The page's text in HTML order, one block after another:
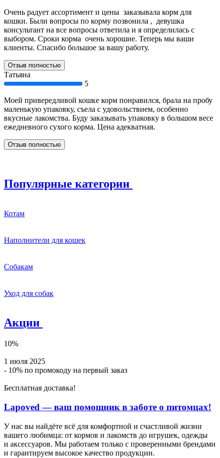
Очень радует ассортимент и цены заказывала корм для
кошки. Были вопросы по корму позвонила , девушка
консультант на все вопросы ответила и я определилась с
выбором. Сроки корма очень хорошие. Теперь мы ваши
клиенты. Спасибо большое за вашу работу.
Отзыв полностью
Татьяна
5
Моей привередливой кошке корм понравился, брала на пробу
маленькую упаковку, съела с удовольствием, особенно
вкусные лакомства. Буду заказывать упаковку в большом весе
ежедневного сухого корма. Цена адекватная.
Отзыв полностью
Популярные категории
Котам
Наполнители для кошек
Собакам
Уход для собак
Акции
10%
1 июля 2025
- 10% по промокоду на первый заказ
Бесплатная доставка!
Lapoved — ваш помощник в заботе о питомцах!
У нас вы найдёте всё для комфортной и счастливой жизни
вашего любимца: от кормов и лакомств до игрушек, одежды
и аксессуаров. Мы работаем только с проверенными брендами
и гарантируем высокое качество продукции.